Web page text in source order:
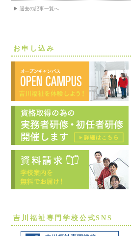
▶ 過去の記事一覧へ
お申し込み
吉川福祉専門学校公式SNS